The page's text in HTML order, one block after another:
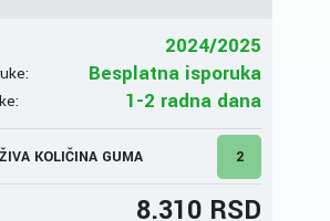
2024/2025
Besplatna isporuka
1-2 radna dana
KOLIČINA GUMA 2
8.310 RSD